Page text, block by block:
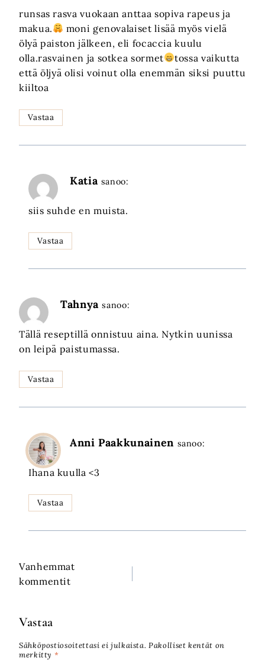
runsas rasva vuokaan anttaa sopiva rapeus ja
makua.
moni genovalaiset lisää myös vielä
ölyä paiston jälkeen, eli focaccia kuulu
olla.rasvainen ja sotkea sormet
tossa vaikutta
että öljyä olisi voinut olla enemmän siksi puuttu
kiiltoa
Vastaa
Katia sanoo:
siis suhde en muista.
Vastaa
Tahnya sanoo:
Tällä reseptillä onnistuu aina. Nytkin uunissa
on leipä paistumassa.
Vastaa
Anni Paakkunainen sanoo:
Ihana kuulla <3
Vastaa
Kommenttien
Vanhemmat
kommentit
Vastaa
Sähköpostiosoitettasi ei julkaista. Pakolliset kentät on
merkitty *